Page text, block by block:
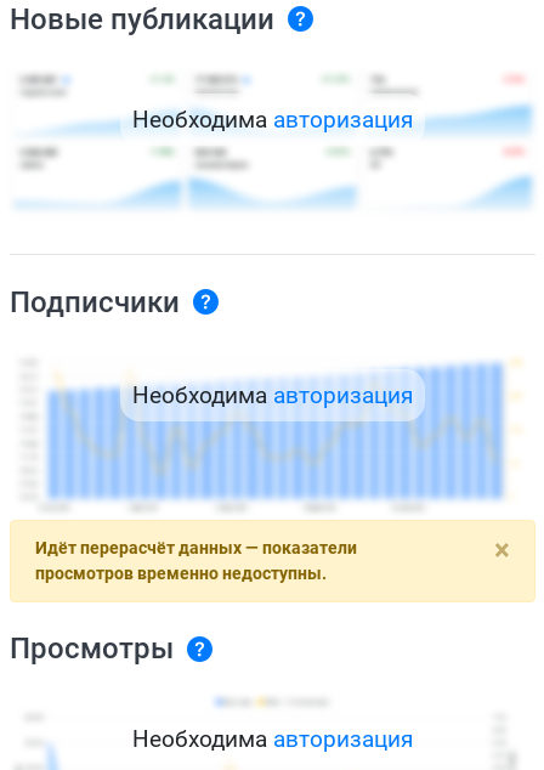
Новые публикации
Необходима авторизация
Подписчики
Необходима авторизация
×
Идёт перерасчёт данных — показатели
просмотров временно недоступны.
Просмотры
Необходима авторизация